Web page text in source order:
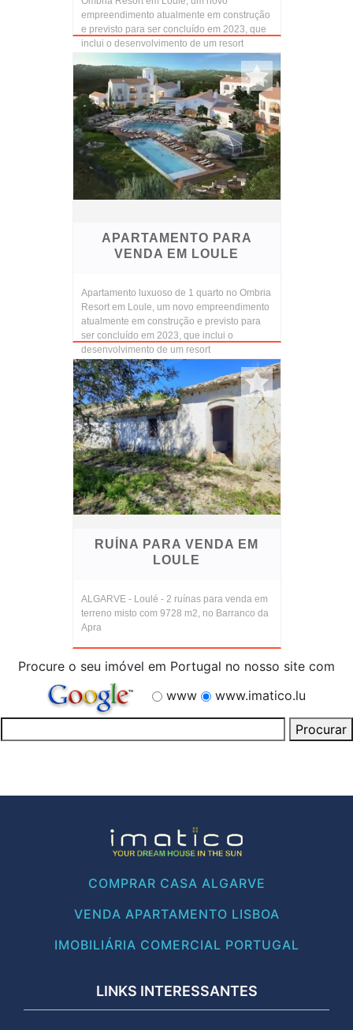
empreendimento atualmente em construção
e previsto para ser concluído em 2023, que
inclui o desenvolvimento de um resort
ambientalmente sustentável...
APARTAMENTO PARA
VENDA EM LOULE
Apartamento luxuoso de 1 quarto no Ombria
Resort em Loule, um novo empreendimento
atualmente em construção e previsto para
ser concluído em 2023, que inclui o
desenvolvimento de um resort
ambientalmente sustentável,...
RUÍNA PARA VENDA EM
LOULE
ALGARVE - Loulé - 2 ruínas para venda em
terreno misto com 9728 m2, no Barranco da
Apra
Procure o seu imóvel em Portugal no nosso site com
www
www.imatico.lu
COMPRAR CASA ALGARVE
VENDA APARTAMENTO LISBOA
IMOBILIÁRIA COMERCIAL PORTUGAL
LINKS INTERESSANTES